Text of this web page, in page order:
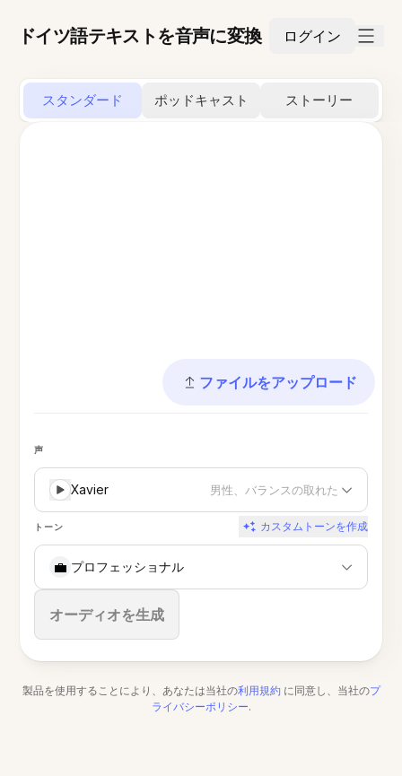
ドイツ語テキストを音声に変換 ログイン
スタンダード ポッドキャスト ストーリー
ファイルをアップロード
声
Xavier 男性、バランスの取れた
トーン カスタムトーンを作成
💼 プロフェッショナル
オーディオを生成
停止
製品を使用することにより、あなたは当社の利用規約 に同意し、当社のプ
ライバシーポリシー.